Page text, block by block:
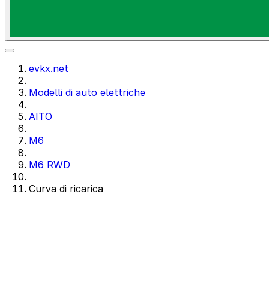
evkx.net
Modelli di auto elettriche
AITO
M6
M6 RWD
Curva di ricarica